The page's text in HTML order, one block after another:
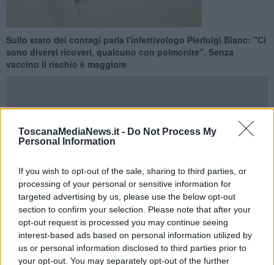
ToscanaMediaNews.it - Do Not Process My
Personal Information
If you wish to opt-out of the sale, sharing to third parties, or
processing of your personal or sensitive information for
targeted advertising by us, please use the below opt-out
section to confirm your selection. Please note that after your
opt-out request is processed you may continue seeing
interest-based ads based on personal information utilized by
us or personal information disclosed to third parties prior to
your opt-out. You may separately opt-out of the further
Sullo stato dei contagi parla l'infettivologo Pierluigi Blanc: "Ci
sono diversi ricoveri, qualcuno con polmonite". Senza
vaccino il rischio è maggiore
FIRENZE —Procede spedita verso il picco dei contagi l'influenza
soprattutto bambini piccoli: a dirlo è
Pierluigi Blanc
, infettivologo
dell'Ordine dei Medici di Firenze che fa il punto sull'andamento dei
virus influenzali e simili.
"L'influenza di quest'anno non va sottovalutata ma è sbagliato
fare allarmismo perché la situazione è sotto controllo. Anzi mi sento
di dire che il trend è simile a quello degli anni passati.Stiamo
arrivando al picco, poi il virus comincerà a declinare”.